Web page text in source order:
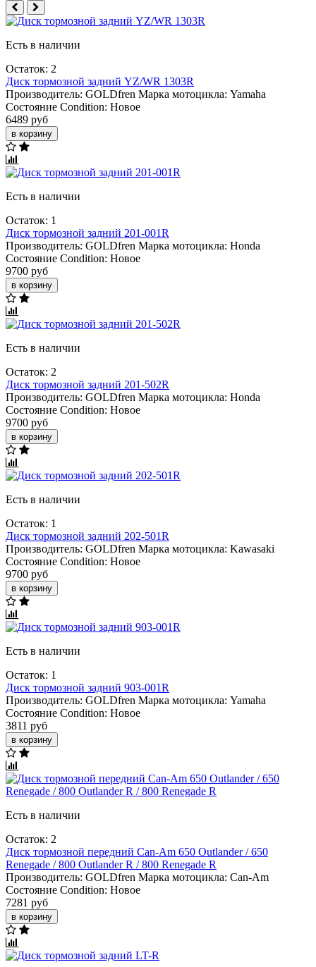
Есть в наличии
Остаток: 2
Диск тормозной задний YZ/WR 1303R
Производитель: GOLDfren Марка мотоцикла: Yamaha
Состояние Condition: Новое
6489 руб
в корзину
Есть в наличии
Остаток: 1
Диск тормозной задний 201-001R
Производитель: GOLDfren Марка мотоцикла: Honda
Состояние Condition: Новое
9700 руб
в корзину
Есть в наличии
Остаток: 2
Диск тормозной задний 201-502R
Производитель: GOLDfren Марка мотоцикла: Honda
Состояние Condition: Новое
9700 руб
в корзину
Есть в наличии
Остаток: 1
Диск тормозной задний 202-501R
Производитель: GOLDfren Марка мотоцикла: Kawasaki
Состояние Condition: Новое
9700 руб
в корзину
Есть в наличии
Остаток: 1
Диск тормозной задний 903-001R
Производитель: GOLDfren Марка мотоцикла: Yamaha
Состояние Condition: Новое
3811 руб
в корзину
Есть в наличии
Остаток: 2
Диск тормозной передний Can-Am 650 Outlander / 650
Renegade / 800 Outlander R / 800 Renegade R
Производитель: GOLDfren Марка мотоцикла: Can-Am
Состояние Condition: Новое
7281 руб
в корзину